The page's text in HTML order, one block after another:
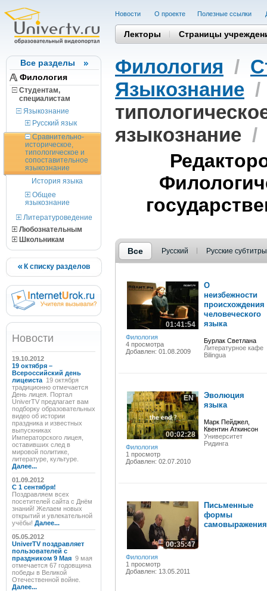
Все разделы
Филология
Студентам,
cпециалистам
Языкознание
Русский язык
Сравнительно-
историческое,
типологическое и
сопоставительное
языкознание
История языка
Общее
языкознание
Литературоведение
Любознательным
Школьникам
К списку разделов
Новости
19.10.2012
19 октября –
Всероссийский день
лицеиста 19 октября
традиционно отмечается
День лицея. Портал
UniverTV предлагает вам
подборку образовательных
видео об истории
праздника и известных
выпускниках
Императорского лицея,
оставивших след в
мировой политике,
литературе, культуре.
Далее...
01.09.2012
C 1 сентября!
Поздравляем всех
посетителей сайта с Днём
знаний! Желаем новых
открытий и увлекательной
учёбы! Далее...
05.05.2012
UniverTV поздравляет
пользователей с
праздником 9 Мая 9 мая
отмечается 67 годовщина
победы в Великой
Отечественной войне.
Далее...
Новости О проекте Полезные cсылки
Лекторы Страницы
Филология /
Языкознание
языкознание /
Все Русский Русские субтитры
01:41:54
Филология
4 просмотра
Добавлен: 01.08.2009
О
неизбежности
происхождения
человеческого
языка
Бурлак Светлана
Литературное кафе
Вilingua
EN
00:02:28
Филология
1 просмотр
Добавлен: 02.07.2010
Эволюция
языка
Марк Пейджел,
Квентин Аткинсон
Университет
Ридинга
00:35:47
Филология
1 просмотр
Добавлен: 13.05.2011
Письменные
формы
самовыражения